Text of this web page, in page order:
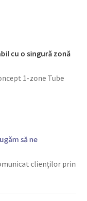
cu o singură zonă
1-zone Tube
să ne
clienților prin